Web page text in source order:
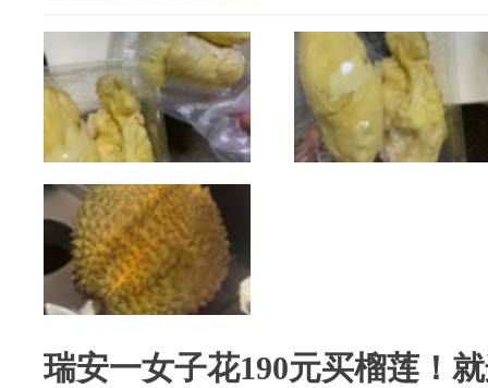
瑞安一女子花190元买榴莲！